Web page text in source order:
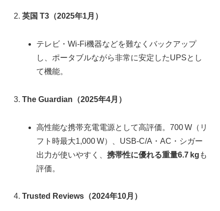
英国 T3（2025年1月）
テレビ・Wi‑Fi機器などを難なくバックアップ
し、ポータブルながら非常に安定したUPSとし
て機能。
The Guardian（2025年4月）
高性能な携帯充電電源として高評価。700 W（リ
フト時最大1,000 W）、USB‑C/A・AC・シガー
出力が使いやすく、携帯性に優れる重量6.7 kg も
評価。
Trusted Reviews（2024年10月）